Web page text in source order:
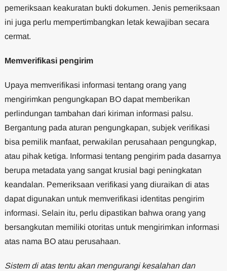
pemeriksaan keakuratan bukti dokumen. Jenis pemeriksaan
ini juga perlu mempertimbangkan letak kewajiban secara
cermat.
Memverifikasi pengirim
Upaya memverifikasi informasi tentang orang yang
mengirimkan pengungkapan BO dapat memberikan
perlindungan tambahan dari kiriman informasi palsu.
Bergantung pada aturan pengungkapan, subjek verifikasi
bisa pemilik manfaat, perwakilan perusahaan pengungkap,
atau pihak ketiga. Informasi tentang pengirim pada dasarnya
berupa metadata yang sangat krusial bagi peningkatan
keandalan. Pemeriksaan verifikasi yang diuraikan di atas
dapat digunakan untuk memverifikasi identitas pengirim
informasi. Selain itu, perlu dipastikan bahwa orang yang
bersangkutan memiliki otoritas untuk mengirimkan informasi
atas nama BO atau perusahaan.
Sistem di atas tentu akan mengurangi kesalahan dan